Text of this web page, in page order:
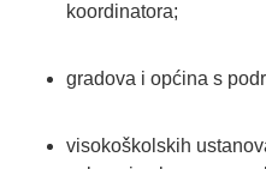
koordinatora;
gradova i općina s
visokoškolskih